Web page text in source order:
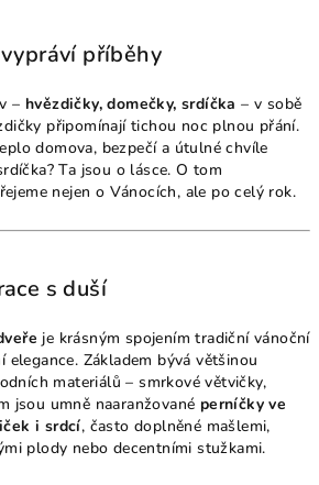
příběhy
– hvězdičky, domečky, srdíčka – v sobě
připomínají tichou noc plnou přání.
domova, bezpečí a útulné chvíle
Ta jsou o lásce. O tom
nejen o Vánocích, ale po celý rok.
s duší
je krásným spojením tradiční vánoční
Základem bývá většinou
materiálů – smrkové větvičky,
jsou umně naaranžované perníčky ve
i srdcí, často doplněné mašlemi,
plody nebo decentními stužkami.